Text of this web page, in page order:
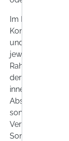
Im Rahmen eines
Kontaktdaten
und verwendet,
jeweiligen
Rahmen der
der Bewerbung
innerhalb von
Absage
sonstigen
Verarbeitung
Sonstiges